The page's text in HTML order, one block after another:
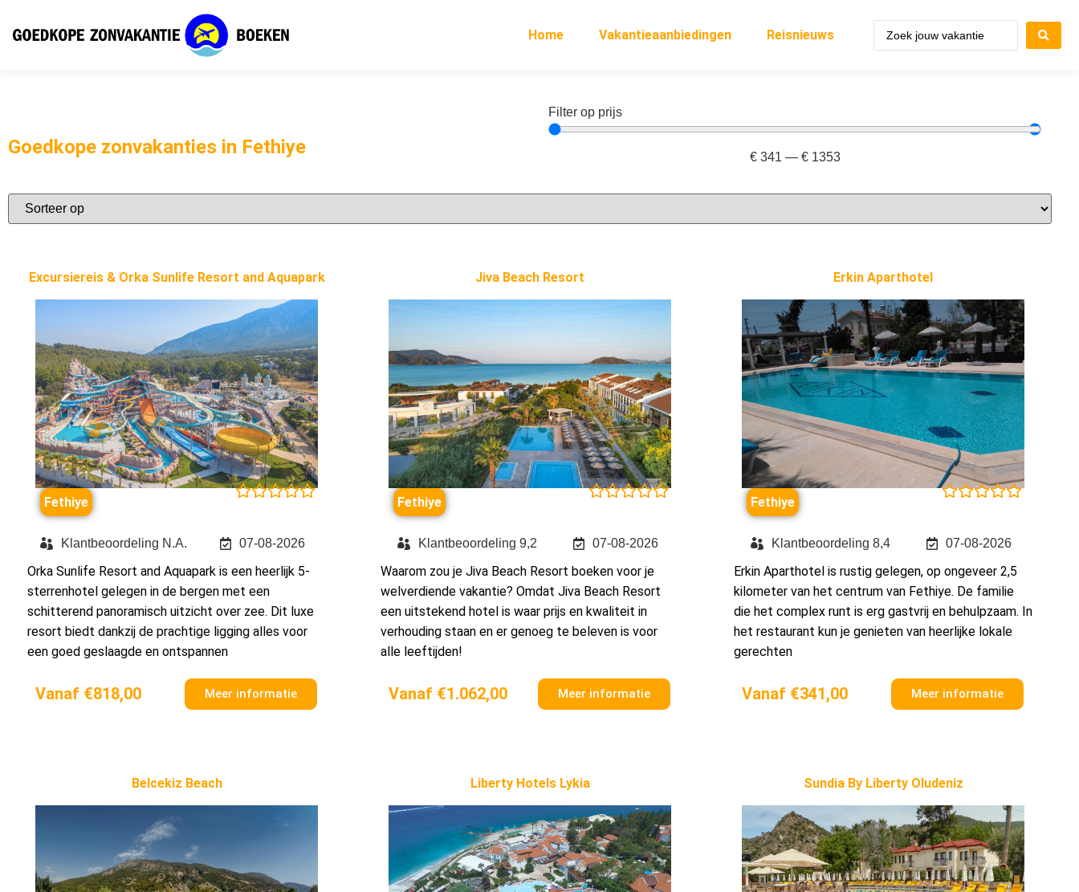
Home Vakantieaanbiedingen Reisnieuws
Goedkope zonvakanties in Fethiye
Filter op prijs
€ 341 — € 1353
Excursiereis & Orka Sunlife Resort and Aquapark

Fethiye
Klantbeoordeling N.A. 07-08-2026
Orka Sunlife Resort and Aquapark is een heerlijk 5-
sterrenhotel gelegen in de bergen met een
schitterend panoramisch uitzicht over zee. Dit luxe
resort biedt dankzij de prachtige ligging alles voor
een goed geslaagde en ontspannen
Vanaf €818,00 Meer informatie
Jiva Beach Resort

Fethiye
Klantbeoordeling 9,2 07-08-2026
Waarom zou je Jiva Beach Resort boeken voor je
welverdiende vakantie? Omdat Jiva Beach Resort
een uitstekend hotel is waar prijs en kwaliteit in
verhouding staan en er genoeg te beleven is voor
alle leeftijden!
Vanaf €1.062,00 Meer informatie
Erkin Aparthotel

Fethiye
Klantbeoordeling 8,4 07-08-2026
Erkin Aparthotel is rustig gelegen, op ongeveer 2,5
kilometer van het centrum van Fethiye. De familie
die het complex runt is erg gastvrij en behulpzaam. In
het restaurant kun je genieten van heerlijke lokale
gerechten
Vanaf €341,00 Meer informatie
Belcekiz Beach Liberty Hotels Lykia Sundia By Liberty Oludeniz